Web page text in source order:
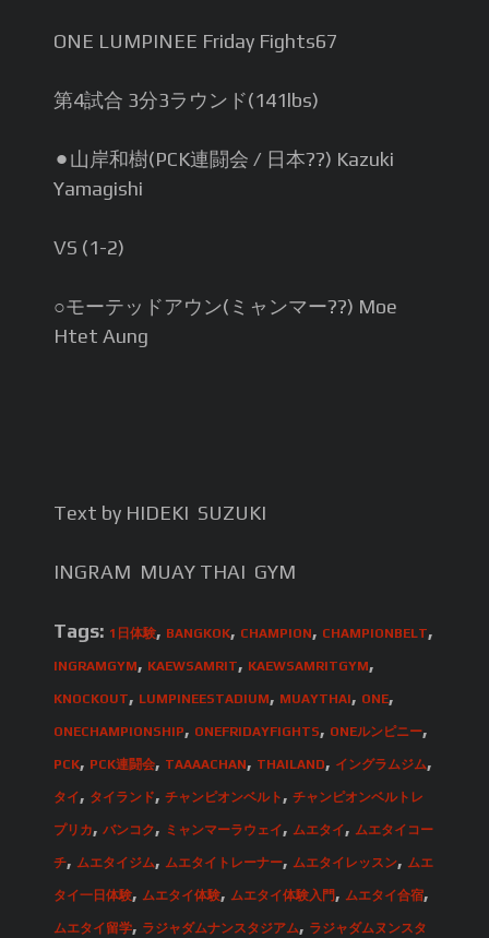
ONE LUMPINEE Friday Fights67
第4試合 3分3ラウンド(141lbs)
⚫︎山岸和樹(PCK連闘会 / 日本??) Kazuki
Yamagishi
VS (1-2)
○モーテッドアウン(ミャンマー??) Moe
Htet Aung
Text by HIDEKI SUZUKI
INGRAM MUAY THAI GYM
Tags: 1日体験, BANGKOK, CHAMPION, CHAMPIONBELT,
INGRAMGYM, KAEWSAMRIT, KAEWSAMRITGYM,
KNOCKOUT, LUMPINEESTADIUM, MUAYTHAI, ONE,
ONECHAMPIONSHIP, ONEFRIDAYFIGHTS, ONEルンピニー,
PCK, PCK連闘会, TAAAACHAN, THAILAND, イングラムジム,
タイ, タイランド, チャンピオンベルト , チャンピオンベルトレ
プリカ, バンコク, ミャンマーラウェイ, ムエタイ, ムエタイコー
チ, ムエタイジム, ムエタイトレーナー, ムエタイレッスン, ムエ
タイ一日体験, ムエタイ体験, ムエタイ体験入門 , ムエタイ合宿,
ムエタイ留学, ラジャダムナンスタジアム, ラジャダムヌンスタ